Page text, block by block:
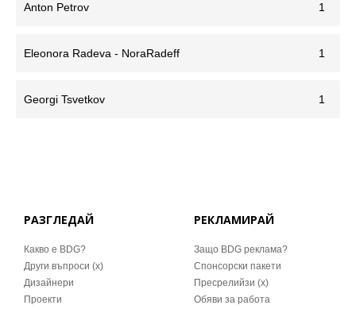
Anton Petrov 1
Eleonora Radeva - NoraRadeff 1
Georgi Tsvetkov 1
РАЗГЛЕДАЙ
Какво е BDG?
Други въпроси (x)
Дизайнери
Проекти
РЕКЛАМИРАЙ
Защо BDG реклама?
Спонсорски пакети
Пресрелийзи (x)
Обяви за работа